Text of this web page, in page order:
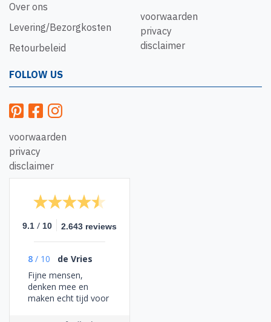
Over ons
Levering/Bezorgkosten
Retourbeleid
voorwaarden
privacy
disclaimer
FOLLOW US
voorwaarden
privacy
disclaimer
9.1 / 10 2.643 reviews
8 / 10
de Vries
Fijne mensen,
denken mee en
maken echt tijd voor